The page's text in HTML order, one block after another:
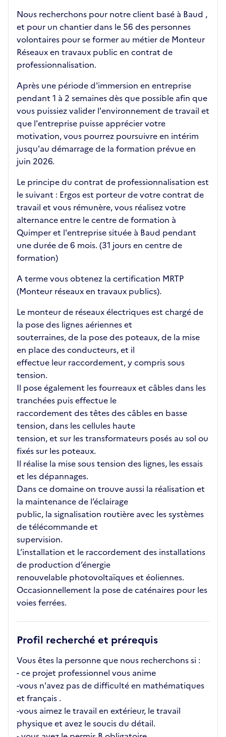
Nous recherchons pour notre client basé à Baud ,
et pour un chantier dans le 56 des personnes
volontaires pour se former au métier de Monteur
Réseaux en travaux public en contrat de
professionnalisation.
Après une période d'immersion en entreprise
pendant 1 à 2 semaines dès que possible afin que
vous puissiez valider l'environnement de travail et
que l'entreprise puisse apprécier votre
motivation, vous pourrez poursuivre en intérim
jusqu'au démarrage de la formation prévue en
juin 2026.
Le principe du contrat de professionnalisation est
le suivant : Ergos est porteur de votre contrat de
travail et vous rémunère, vous réalisez votre
alternance entre le centre de formation à
Quimper et l'entreprise située à Baud pendant
une durée de 6 mois. (31 jours en centre de
formation)
A terme vous obtenez la certification MRTP
(Monteur réseaux en travaux publics).
Le monteur de réseaux électriques est chargé de
la pose des lignes aériennes et
souterraines, de la pose des poteaux, de la mise
en place des conducteurs, et il
effectue leur raccordement, y compris sous
tension.
Il pose également les fourreaux et câbles dans les
tranchées puis effectue le
raccordement des têtes des câbles en basse
tension, dans les cellules haute
tension, et sur les transformateurs posés au sol ou
fixés sur les poteaux.
Il réalise la mise sous tension des lignes, les essais
et les dépannages.
Dans ce domaine on trouve aussi la réalisation et
la maintenance de l’éclairage
public, la signalisation routière avec les systèmes
de télécommande et
supervision.
L’installation et le raccordement des installations
de production d’énergie
renouvelable photovoltaïques et éoliennes.
Occasionnellement la pose de caténaires pour les
voies ferrées.
Profil recherché et prérequis
Vous êtes la personne que nous recherchons si :
- ce projet professionnel vous anime
-vous n'avez pas de difficulté en mathématiques
et français .
-vous aimez le travail en extérieur, le travail
physique et avez le soucis du détail.